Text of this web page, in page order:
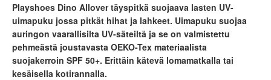
Playshoes Dino Allover täyspitkä suojaava lasten UV-
uimapuku jossa pitkät hihat ja lahkeet. Uimapuku suojaa
auringon vaarallisilta UV-säteiltä ja se on valmistettu
pehmeästä joustavasta OEKO-Tex materiaalista
suojakerroin SPF 50+. Erittäin kätevä lomamatkalla tai
kesäisella kotirannalla.